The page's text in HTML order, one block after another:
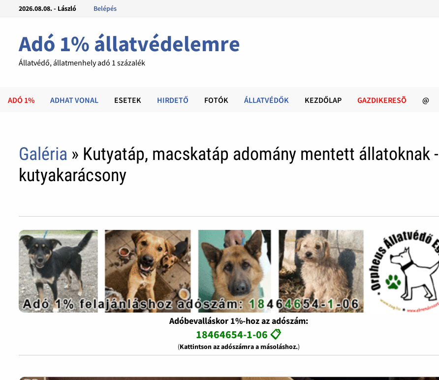
2026.08.08. - László Belépés
Adó 1% állatvédelemre
Állatvédő, állatmenhely adó 1 százalék
ADÓ 1% ADHAT VONAL ESETEK HIRDETŐ FOTÓK ÁLLATVÉDŐK KEZDŐLAP GAZDIKERESÕ @
Galéria » Kutyatáp, macskatáp adomány mentett állatoknak -
kutyakarácsony
Adóbevalláskor 1%-hoz az adószám:
18464654-1-06 📋
(Kattintson az adószámra a másoláshoz.)